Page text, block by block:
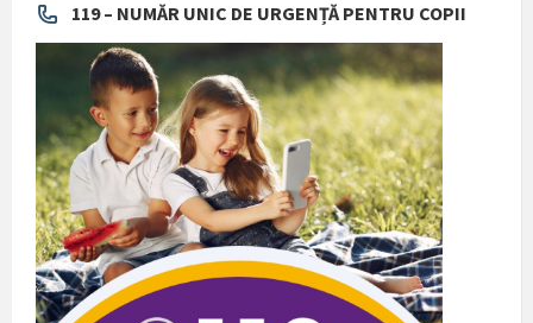
119 – NUMĂR UNIC DE URGENȚĂ PENTRU COPII